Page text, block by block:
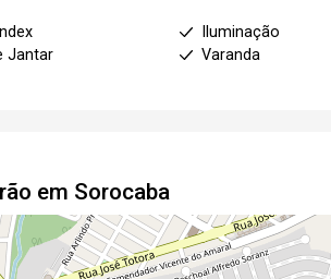
Iluminação
Jantar
Varanda
em Sorocaba